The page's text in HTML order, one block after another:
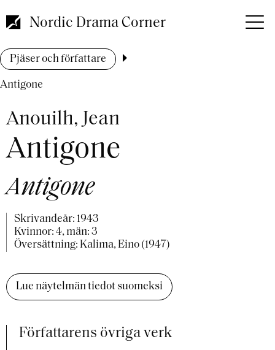
till
huvudinnehåll
Nordic Drama Corner
Länkstig
Pjäser och författare
Antigone
Anouilh, Jean
Antigone
Antigone
Skrivandeår: 1943
Kvinnor: 4, män: 3
Översättning: Kalima, Eino (1947)
Lue näytelmän tiedot suomeksi
Författarens övriga verk